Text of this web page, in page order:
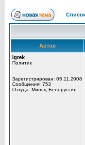
Автор
igrek
Политик
Зарегистрирован: 05.11.2008
Сообщения: 753
Откуда: Минск, Белоруссия